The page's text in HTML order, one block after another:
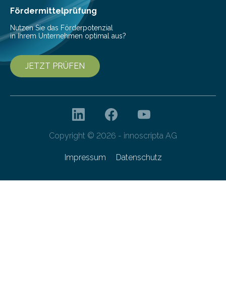
Fördermittelprüfung
Nutzen Sie das Förderpotenzial
in Ihrem Unternehmen optimal aus?
JETZT PRÜFEN
Copyright © 2026 - innoscripta AG
Impressum Datenschutz